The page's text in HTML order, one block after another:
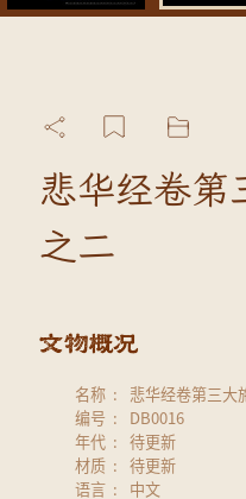
悲华经卷第
之二
名称
悲华经卷第三大
编号
DB0016
年代
待更新
材质
待更新
语言
中文